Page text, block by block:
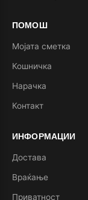
ПОМОШ
Мојата сметка
Кошничка
Нарачка
Контакт
ИНФОРМАЦИИ
Достава
Враќање
Приватност